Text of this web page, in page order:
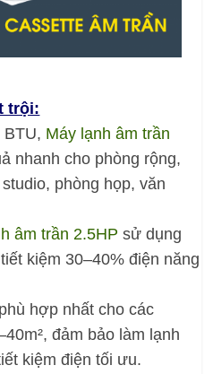
trội:
Máy lạnh âm trần
nhanh cho phòng rộng,
phòng họp, văn
âm trần 2.5HP sử dụng
kiệm 30–40% điện năng
hợp nhất cho các
đảm bảo làm lạnh
kiệm điện tối ưu.